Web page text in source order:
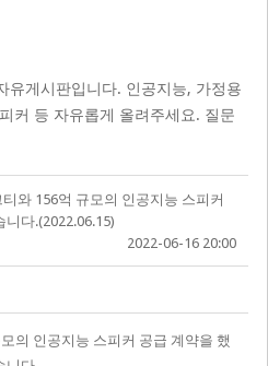
유게시판입니다. 인공지능, 가정용
커 등 자유롭게 올려주세요. 질문
와 156억 규모의 인공지능 스피커
니다.(2022.06.15)
2022-06-16 20:00
의 인공지능 스피커 공급 계약을 했